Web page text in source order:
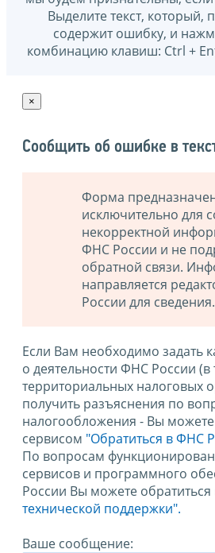
Выделите текст,
содержит ошибку, и
комбинацию клавиш: Ctrl +
×
Сообщить об ошибке в
Форма
исключительно для
некорректной
ФНС России и не
обратной связи.
направляется
России для сведения.
Если Вам необходимо задать
о деятельности ФНС России (в
территориальных налоговых
получить разъяснения по
налогообложения - Вы можете
сервисом "Обратиться в ФНС
По вопросам
сервисов и программного
России Вы можете обратиться
технической поддержки".
Ваше сообщение: